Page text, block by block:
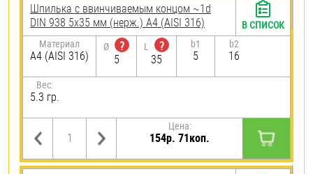
Шпилька c ввинчиваемым концом ~1d
DIN 938 5х35 мм (нерж.) A4 (AISI 316)
Материал
A4 (AISI 316)
Ø
?
5
L
?
35
b1
5
b2
16
Вес:
5.3 гр.
Цена:
154р. 71коп.
В СПИСОК